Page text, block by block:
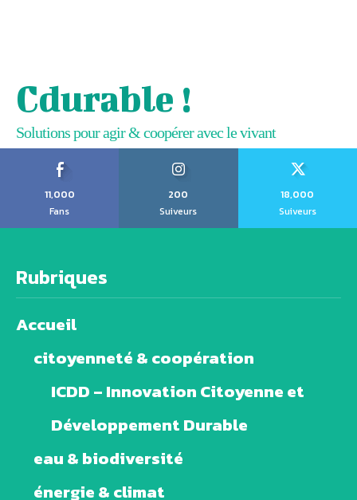
Cdurable !
Solutions pour agir & coopérer avec le vivant
11,000
Fans
200
Suiveurs
18,000
Suiveurs
Rubriques
Accueil
citoyenneté & coopération
ICDD – Innovation Citoyenne et
Développement Durable
eau & biodiversité
énergie & climat